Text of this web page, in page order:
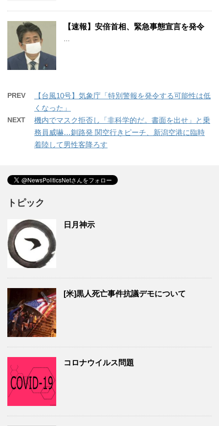
【速報】安倍首相、緊急事態宣言を発令
PREV
【台風10号】気象庁「特別警報を発令する可能性は低
くなった」
NEXT
機内でマスク拒否し「非科学的だ。書面を出せ」と乗
務員威嚇…釧路発 関空行きピーチ、新潟空港に臨時
着陸して男性客降ろす
トピック
日月神示
[米]黒人死亡事件抗議デモについて
コロナウイルス問題